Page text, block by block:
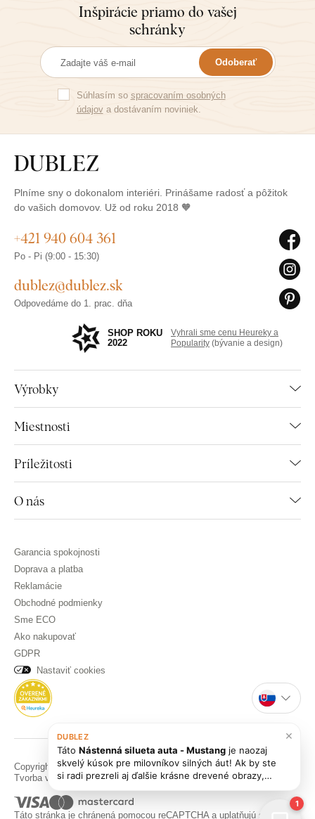
Inšpirácie priamo do vašej
schránky
Odoberať
Súhlasím so spracovaním osobných
údajova dostávaním noviniek.
Plníme sny o dokonalom interiéri. Prinášame radosť a pôžitok
do vašich domovov. Už od roku 2018 🧡
Výrobky
Miestnosti
Príležitosti
O nás
+421 940 604 361
Po - Pi (9:00 - 15:30)
dublez@dublez.sk
Odpovedáme do 1. prac. dňa
SHOP ROKU
2022
Vyhrali sme cenu Heureky a
Popularity (bývanie a design)
Garancia spokojnosti
Doprava a platba
Reklamácie
Obchodné podmienky
Sme ECO
Ako nakupovať
GDPR
Nastaviť cookies
Copyright © DUBLEZ 2026 | Všetky práva vyhradené
Tvorba výkonných internetových obchodov odRIESENIA
Táto stránka je chránená pomocou reCAPTCHA a uplatňujú sa
1
DUBLEZ
Táto Nástenná silueta auta - Mustang je naozaj
skvelý kúsok pre milovníkov silných áut! Ak by ste
si radi prezreli aj ďalšie krásne drevené obrazy,
×